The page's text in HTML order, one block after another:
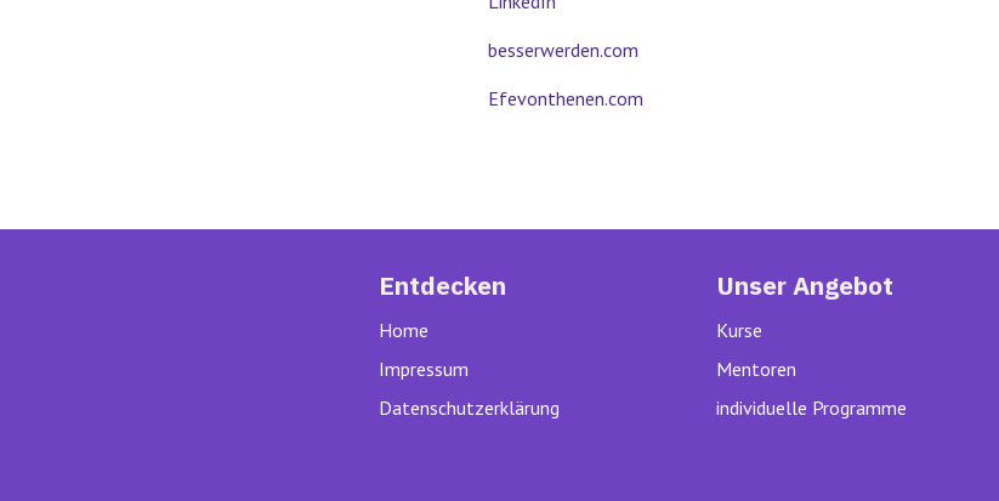
besserwerden.com
Efevonthenen.com
Unser Angebot
Kurse
Mentoren
individuelle Programme
Entdecken
Home
Impressum
Datenschutzerklärung